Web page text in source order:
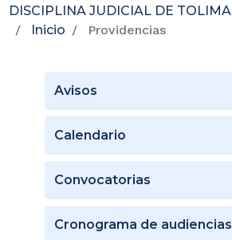
DISCIPLINA JUDICIAL DE TOLIMA
Inicio
Providencias
Avisos
Calendario
Convocatorias
Cronograma de audiencias